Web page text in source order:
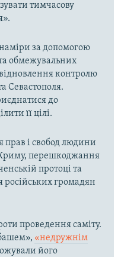
тимчасову
за допомогою
обмежувальних
контролю
Севастополя.
до
її цілі.
прав і свобод людини
Криму, перешкоджання
протоці та
російських громадян
проведення саміту.
«недружнім
його